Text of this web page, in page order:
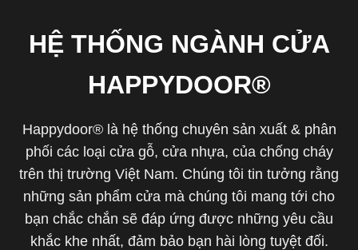
HỆ THỐNG NGÀNH CỬA
HAPPYDOOR®
Happydoor® là hệ thống chuyên sản xuất & phân
phối các loại cửa gỗ, cửa nhựa, của chống cháy
trên thị trường Việt Nam. Chúng tôi tin tưởng rằng
những sản phẩm cửa mà chúng tôi mang tới cho
bạn chắc chắn sẽ đáp ứng được những yêu cầu
khắc khe nhất, đảm bảo bạn hài lòng tuyệt đối.